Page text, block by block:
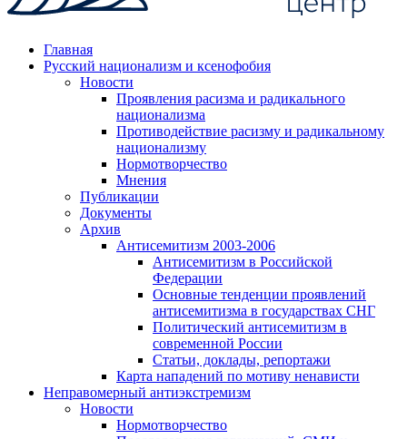
Главная
Русский национализм и ксенофобия
Новости
Проявления расизма и радикального
национализма
Противодействие расизму и радикальному
национализму
Нормотворчество
Мнения
Публикации
Документы
Архив
Антисемитизм 2003-2006
Антисемитизм в Российской
Федерации
Основные тенденции проявлений
антисемитизма в государствах СНГ
Политический антисемитизм в
современной России
Статьи, доклады, репортажи
Карта нападений по мотиву ненависти
Неправомерный антиэкстремизм
Новости
Нормотворчество